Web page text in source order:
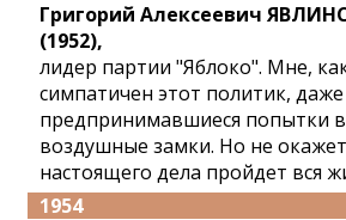
Григорий Алексеевич
(1952),
лидер партии "Яблоко". Мне,
симпатичен этот политик,
предпринимавшиеся попытки
воздушные замки. Но не
настоящего дела пройдет вся
1954